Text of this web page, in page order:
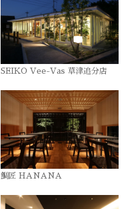
SEIKO Vee-Vas 草津追分店
鯛匠 HANANA